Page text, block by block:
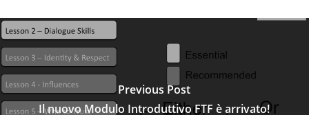
Previous Post
Il nuovo Modulo Introduttivo FTF è arrivato!